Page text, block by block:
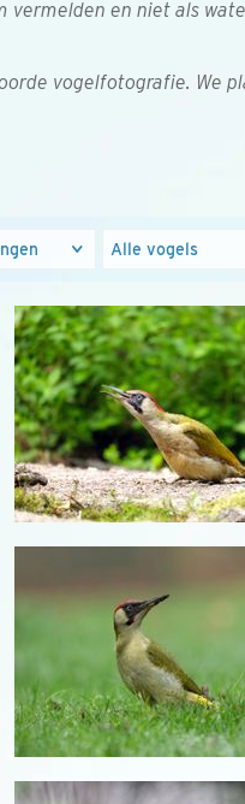
vermelden en niet als
vogelfotografie. We
Populaire